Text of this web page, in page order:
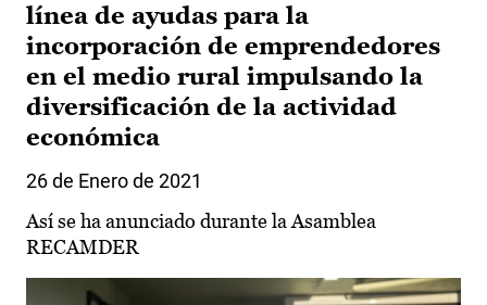
línea de ayudas para la
incorporación de emprendedores
en el medio rural impulsando la
diversificación de la actividad
económica
26 de Enero de 2021
Así se ha anunciado durante la Asamblea
RECAMDER